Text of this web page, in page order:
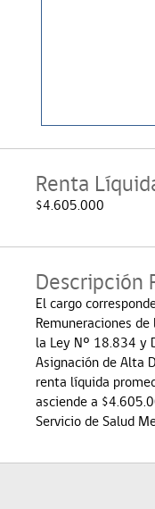
Renta
$4.605.000
Descripción
El cargo
Remuneraciones
la Ley Nº 18.834 y
Asignación de Alta
renta líquida
asciende a
Servicio de Salud